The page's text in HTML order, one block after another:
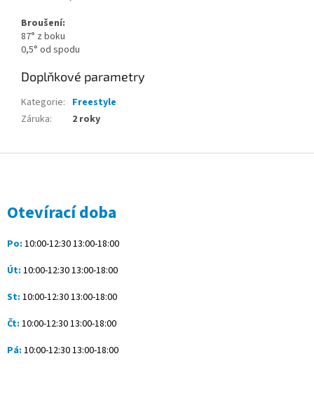
Broušení:
87° z boku
0,5° od spodu
Doplňkové parametry
Kategorie: Freestyle
Záruka: 2 roky
Otevírací doba
Po: 10:00-12:30 13:00-18:00
Út: 10:00-12:30 13:00-18:00
St: 10:00-12:30 13:00-18:00
Čt: 10:00-12:30 13:00-18:00
Pá: 10:00-12:30 13:00-18:00